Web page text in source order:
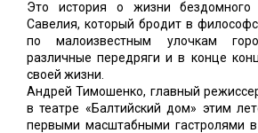
Это история о жизни бездомного
Савелия, который бродит в
по малоизвестным улочкам
различные передряги и в конце
своей жизни.
Андрей Тимошенко, главный
в театре «Балтийский дом» этим
первыми масштабными гастролями в